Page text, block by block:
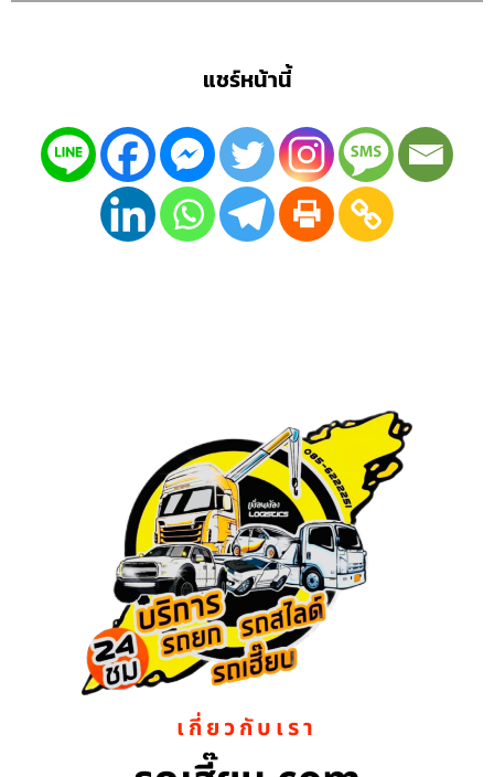
แชร์หน้านี้
เกี่ยวกับเรา